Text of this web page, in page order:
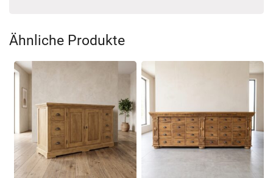
Ähnliche Produkte